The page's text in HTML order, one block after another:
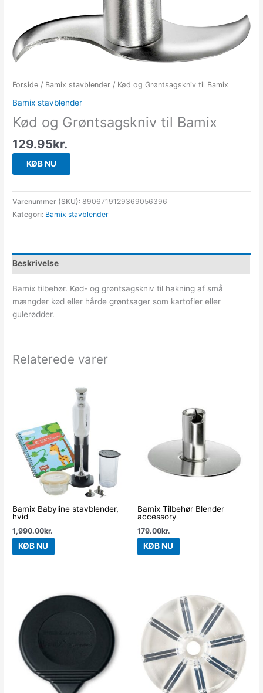
Forside / Bamix stavblender / Kød og Grøntsagskniv til Bamix
Bamix stavblender
Kød og Grøntsagskniv til Bamix
129.95kr.
KØB NU
Varenummer (SKU):8906719129369056396
Kategori: Bamix stavblender
Beskrivelse
Bamix tilbehør. Kød- og grøntsagskniv til hakning af små
mængder kød eller hårde grøntsager som kartofler eller
gulerødder.
Relaterede varer
Bamix Babyline stavblender,
hvid
1,990.00kr.
KØB NU
Bamix Tilbehør Blender
accessory
179.00kr.
KØB NU